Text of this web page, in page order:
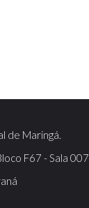
de Maringá.
F67 - Sala 007